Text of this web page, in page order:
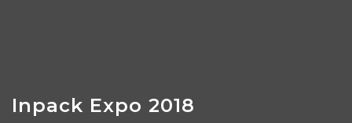
Inpack Expo 2018